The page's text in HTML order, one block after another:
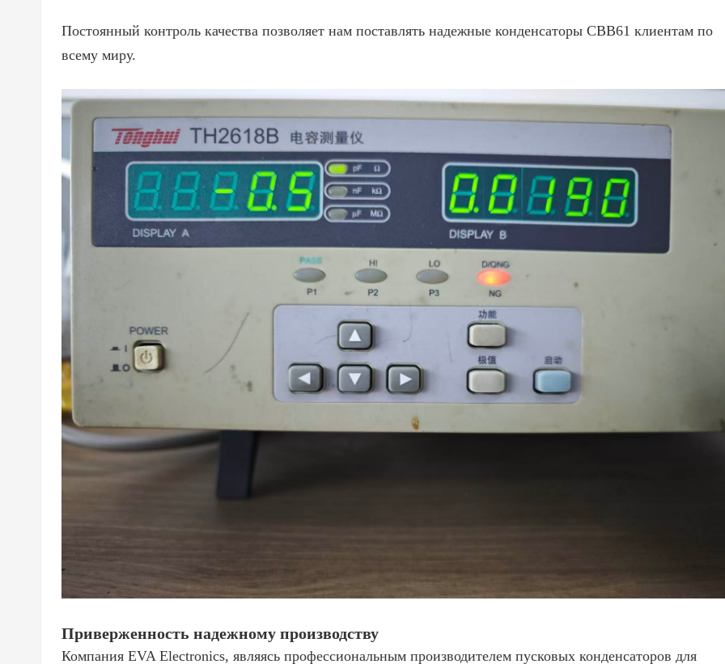
Постоянный контроль качества позволяет нам поставлять надежные конденсаторы CBB61 клиентам по
всему миру.
Приверженность надежному производству
Компания EVA Electronics, являясь профессиональным производителем пусковых конденсаторов для